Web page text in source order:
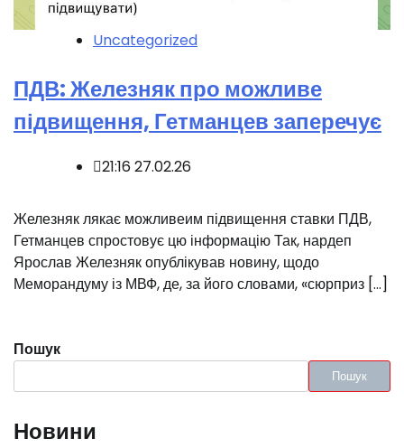
Uncategorized
ПДВ: Железняк про можливе
підвищення, Гетманцев заперечує
21:16 27.02.26
Железняк лякає можливеим підвищення ставки ПДВ,
Гетманцев спростовує цю інформацію Так, нардеп
Ярослав Железняк опублікував новину, щодо
Меморандуму із МВФ, де, за його словами, «сюрприз […]
Пошук
Пошук
Новини